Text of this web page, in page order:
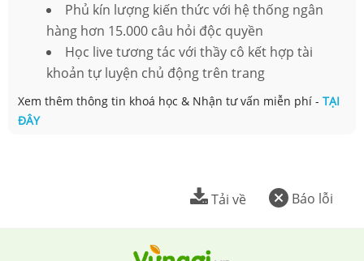
Phủ kín lượng kiến thức với hệ thống ngân
hàng hơn 15.000 câu hỏi độc quyền
Học live tương tác với thầy cô kết hợp tài
khoản tự luyện chủ động trên trang
Xem thêm thông tin khoá học & Nhận tư vấn miễn phí - TẠI
ĐÂY
Báo lỗi
Tải về